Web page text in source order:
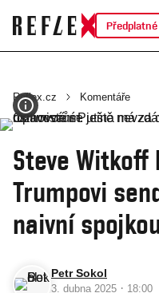
Předplatné
Reflex.cz Komentáře
Steve Witkoff
Trumpovi
naivní
Petr Sokol
3. dubna 2025 · 18:00